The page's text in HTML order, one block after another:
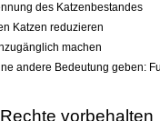
des Katzenbestandes
Katzen reduzieren
machen
andere Bedeutung geben:
vorbehalten